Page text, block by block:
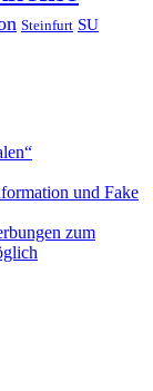
Steinfurt SU
und Fake
zum